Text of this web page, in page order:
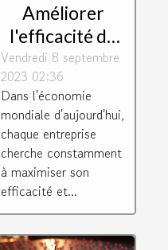
Améliorer
l'efficacité de
votre
entreprise
grâce à
l'optimisation
Vendredi 8 septembre
2023 02:36
Dans l'économie
mondiale d'aujourd'hui,
chaque entreprise
cherche constamment
à maximiser son
efficacité et...